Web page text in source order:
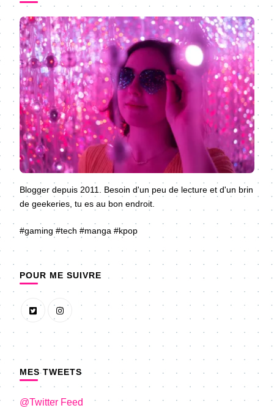
Blogger depuis 2011. Besoin d'un peu de lecture et d'un brin
de geekeries, tu es au bon endroit.
#gaming #tech #manga #kpop
POUR ME SUIVRE
MES TWEETS
@Twitter Feed